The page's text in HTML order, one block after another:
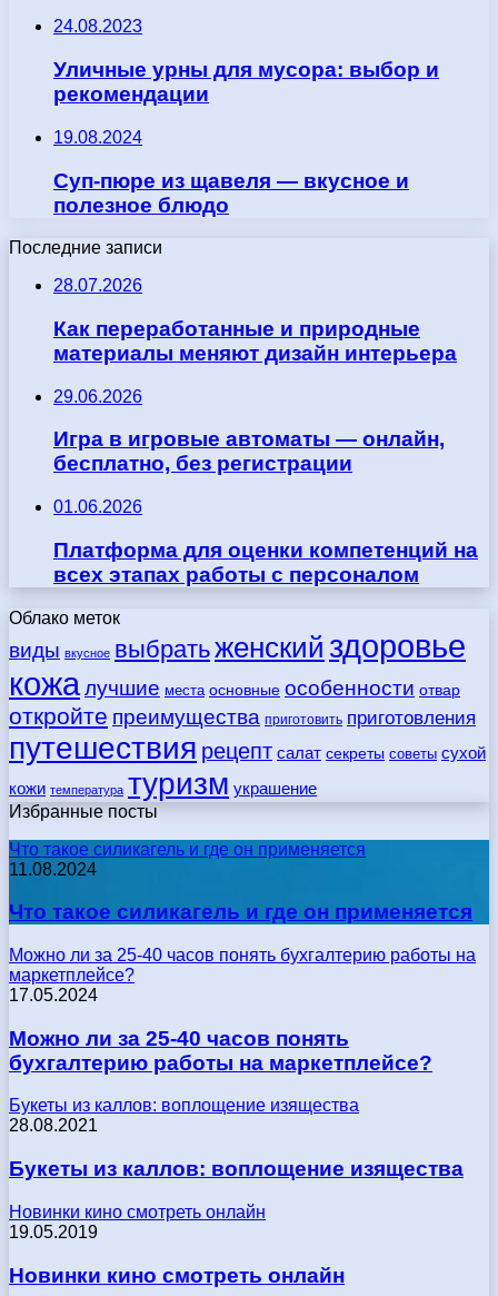
24.08.2023
Уличные урны для мусора: выбор и
рекомендации
19.08.2024
Суп-пюре из щавеля — вкусное и
полезное блюдо
Последние записи
28.07.2026
Как переработанные и природные
материалы меняют дизайн интерьера
29.06.2026
Игра в игровые автоматы — онлайн,
бесплатно, без регистрации
01.06.2026
Платформа для оценки компетенций на
всех этапах работы с персоналом
Облако меток
виды вкусное выбратьженский здоровье
кожа лучшие места основные особенности отвар
откройте преимущества приготовить приготовления
путешествия рецепт салат секреты советы сухой
кожи температура туризм украшение
Избранные посты
Что такое силикагель и где он применяется
11.08.2024
Что такое силикагель и где он применяется
Можно ли за 25-40 часов понять бухгалтерию работы на
маркетплейсе?
17.05.2024
Можно ли за 25-40 часов понять
бухгалтерию работы на маркетплейсе?
Букеты из каллов: воплощение изящества
28.08.2021
Букеты из каллов: воплощение изящества
Новинки кино смотреть онлайн
19.05.2019
Новинки кино смотреть онлайн